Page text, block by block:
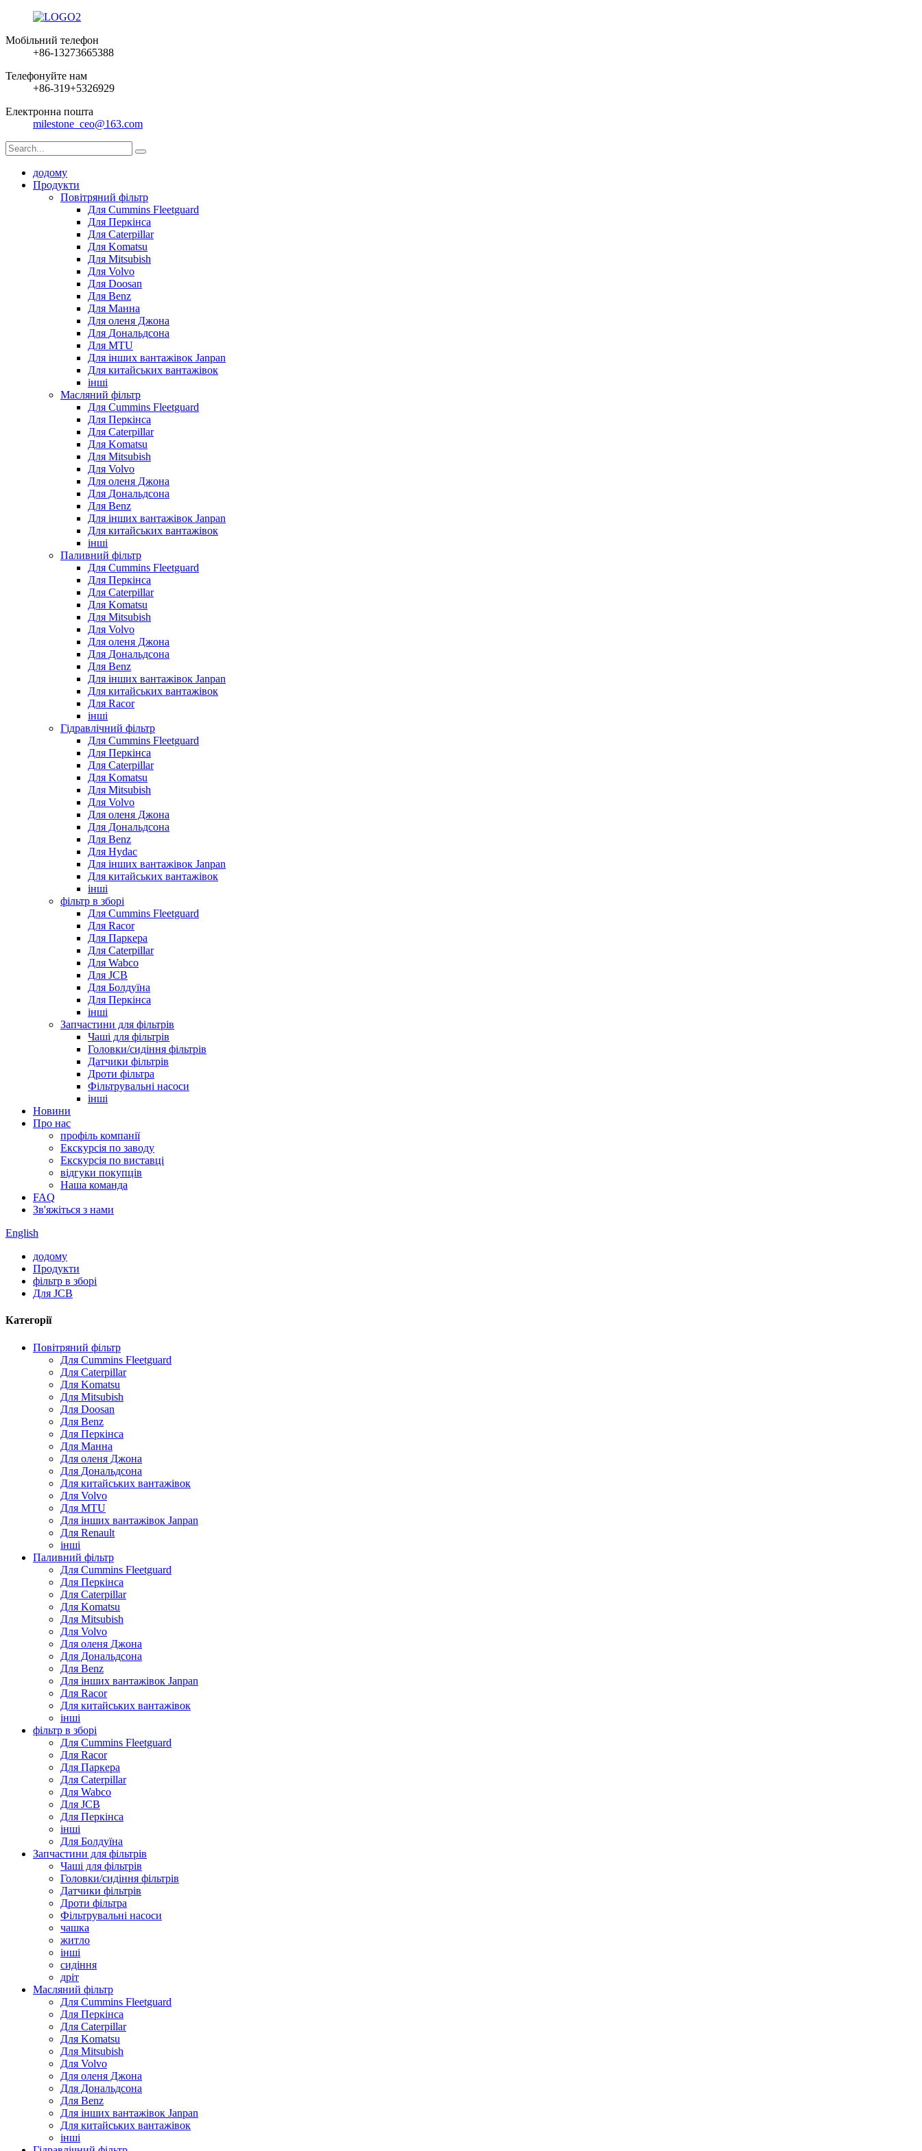
Мобільний телефон
+86-13273665388
Телефонуйте нам
+86-319+5326929
Електронна пошта
milestone_ceo@163.com
додому
Продукти
Повітряний фільтр
Для Cummins Fleetguard
Для Перкінса
Для Caterpillar
Для Komatsu
Для Mitsubish
Для Volvo
Для Doosan
Для Benz
Для Манна
Для оленя Джона
Для Дональдсона
Для MTU
Для інших вантажівок Janpan
Для китайських вантажівок
інші
Масляний фільтр
Для Cummins Fleetguard
Для Перкінса
Для Caterpillar
Для Komatsu
Для Mitsubish
Для Volvo
Для оленя Джона
Для Дональдсона
Для Benz
Для інших вантажівок Janpan
Для китайських вантажівок
інші
Паливний фільтр
Для Cummins Fleetguard
Для Перкінса
Для Caterpillar
Для Komatsu
Для Mitsubish
Для Volvo
Для оленя Джона
Для Дональдсона
Для Benz
Для інших вантажівок Janpan
Для китайських вантажівок
Для Racor
інші
Гідравлічний фільтр
Для Cummins Fleetguard
Для Перкінса
Для Caterpillar
Для Komatsu
Для Mitsubish
Для Volvo
Для оленя Джона
Для Дональдсона
Для Benz
Для Hydac
Для інших вантажівок Janpan
Для китайських вантажівок
інші
фільтр в зборі
Для Cummins Fleetguard
Для Racor
Для Паркера
Для Caterpillar
Для Wabco
Для JCB
Для Болдуїна
Для Перкінса
інші
Запчастини для фільтрів
Чаші для фільтрів
Головки/сидіння фільтрів
Датчики фільтрів
Дроти фільтра
Фільтрувальні насоси
інші
Новини
Про нас
профіль компанії
Екскурсія по заводу
Екскурсія по виставці
відгуки покупців
Наша команда
FAQ
Зв'яжіться з нами
English
додому
Продукти
фільтр в зборі
Для JCB
Категорії
Повітряний фільтр
Для Cummins Fleetguard
Для Caterpillar
Для Komatsu
Для Mitsubish
Для Doosan
Для Benz
Для Перкінса
Для Манна
Для оленя Джона
Для Дональдсона
Для китайських вантажівок
Для Volvo
Для MTU
Для інших вантажівок Janpan
Для Renault
інші
Паливний фільтр
Для Cummins Fleetguard
Для Перкінса
Для Caterpillar
Для Komatsu
Для Mitsubish
Для Volvo
Для оленя Джона
Для Дональдсона
Для Benz
Для інших вантажівок Janpan
Для Racor
Для китайських вантажівок
інші
фільтр в зборі
Для Cummins Fleetguard
Для Racor
Для Паркера
Для Caterpillar
Для Wabco
Для JCB
Для Перкінса
інші
Для Болдуїна
Запчастини для фільтрів
Чаші для фільтрів
Головки/сидіння фільтрів
Датчики фільтрів
Дроти фільтра
Фільтрувальні насоси
чашка
житло
інші
сидіння
дріт
Масляний фільтр
Для Cummins Fleetguard
Для Перкінса
Для Caterpillar
Для Komatsu
Для Mitsubish
Для Volvo
Для оленя Джона
Для Дональдсона
Для Benz
Для інших вантажівок Janpan
Для китайських вантажівок
інші